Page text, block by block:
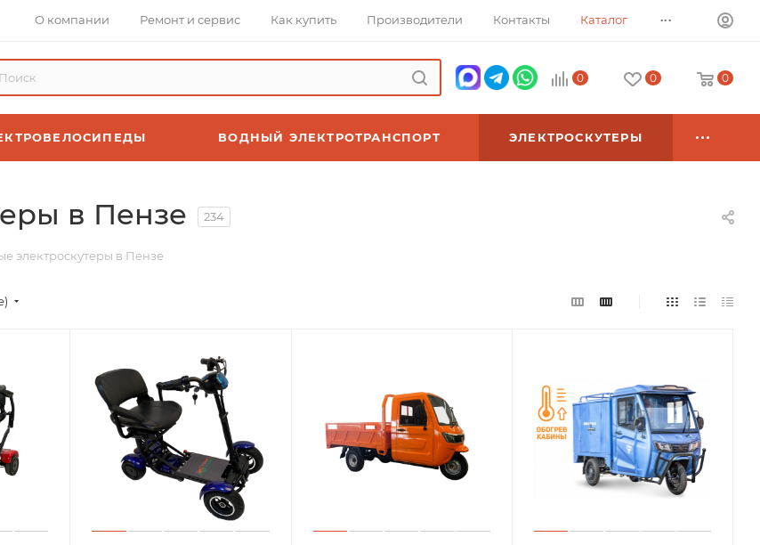
О компании Ремонт и сервис Как купить Производители Контакты Каталог ...
0 0 0
ВОДНЫЙ ЭЛЕКТРОТРАНСПОРТ ЭЛЕКТРОСКУТЕРЫ
в Пензе 234
электроскутеры в Пензе